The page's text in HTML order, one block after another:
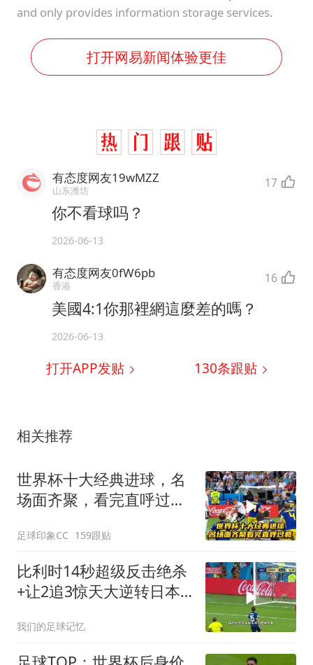
and only provides information storage services.
打开网易新闻体验更佳
有态度网友19wMZZ
山东潍坊 17
你不看球吗？
2026-06-13
有态度网友0fW6pb
香港 16
美國4:1你那裡網這麼差的嗎？
2026-06-13
打开APP发贴 130条跟贴
相关推荐
世界杯十大经典进球，名
场面齐聚，看完直呼过
足球印象CC 159跟贴
比利时14秒超级反击绝杀
+让2追3惊天大逆转日本
我们的足球记忆